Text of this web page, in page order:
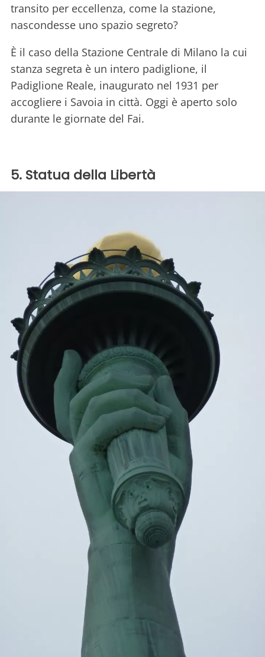
transito per eccellenza, come la stazione,
nascondesse uno spazio segreto?
È il caso della Stazione Centrale di Milano la cui
stanza segreta è un intero padiglione, il
Padiglione Reale, inaugurato nel 1931 per
accogliere i Savoia in città. Oggi è aperto solo
durante le giornate del Fai.
5. Statua della Libertà